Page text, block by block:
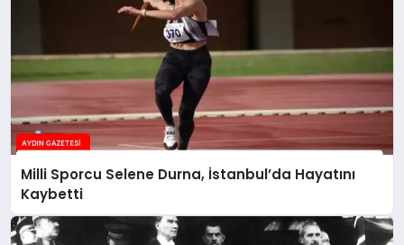
Milli Sporcu Selene Durna, İstanbul’da Hayatını
Kaybetti